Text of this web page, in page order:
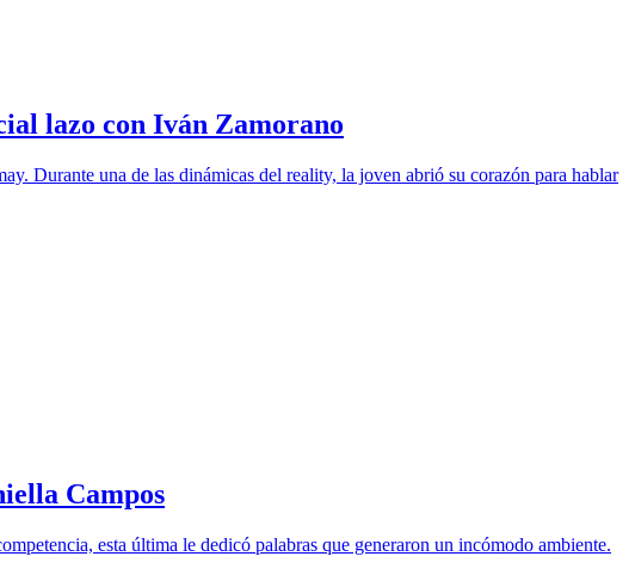
lazo con Iván Zamorano
Durante una de las dinámicas del reality, la joven abrió su corazón para hablar
Campos
esta última le dedicó palabras que generaron un incómodo ambiente.